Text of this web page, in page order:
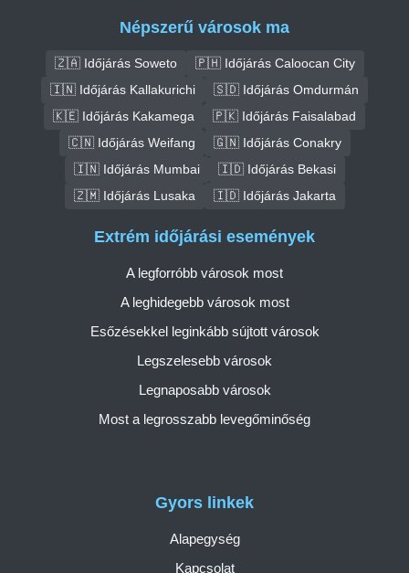
Népszerű városok ma
🇿🇦 Időjárás Soweto
🇵🇭 Időjárás Caloocan City
🇮🇳 Időjárás Kallakurichi
🇸🇩 Időjárás Omdurmán
🇰🇪 Időjárás Kakamega
🇵🇰 Időjárás Faisalabad
🇨🇳 Időjárás Weifang
🇬🇳 Időjárás Conakry
🇮🇳 Időjárás Mumbai
🇮🇩 Időjárás Bekasi
🇿🇲 Időjárás Lusaka
🇮🇩 Időjárás Jakarta
Gyors linkek
Alapegység
Kapcsolat
Extrém időjárási események
A legforróbb városok most
A leghidegebb városok most
Esőzésekkel leginkább sújtott városok
Legszelesebb városok
Legnaposabb városok
Most a legrosszabb levegőminőség